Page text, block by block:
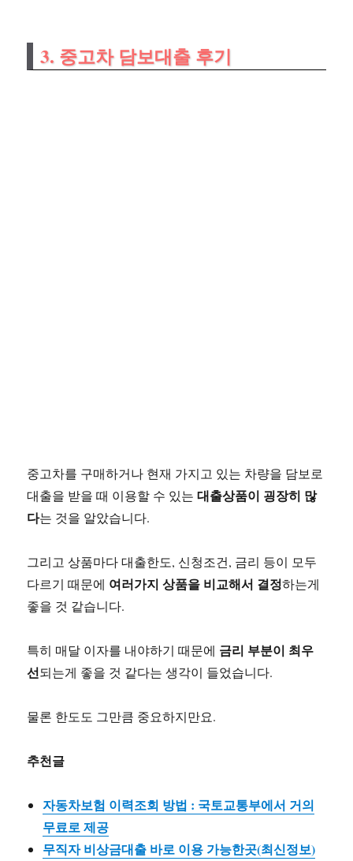
3. 중고차 담보대출 후기
중고차를 구매하거나 현재 가지고 있는 차량을 담보로
대출을 받을 때 이용할 수 있는대출상품이 굉장히 많
다는 것을 알았습니다.
그리고 상품마다 대출한도, 신청조건, 금리 등이 모두
다르기 때문에 여러가지 상품을 비교해서 결정하는게
좋을 것 같습니다.
특히 매달 이자를 내야하기 때문에 금리 부분이 최우
선되는게 좋을 것 같다는 생각이 들었습니다.
물론 한도도 그만큼 중요하지만요.
추천글
자동차보험 이력조회 방법 : 국토교통부에서 거의
무료로 제공
무직자 비상금대출 바로 이용 가능한곳(최신정보)